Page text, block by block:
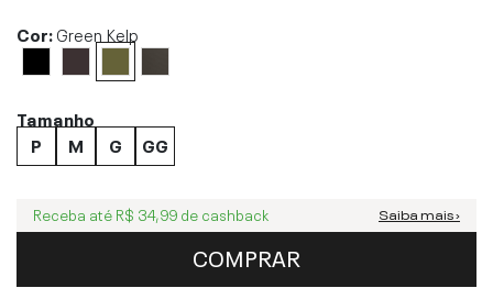
Cor:Green Kelp
Tamanho
P
M G GG
Receba até R$ 34,99 de cashback Saiba mais ›
COMPRAR